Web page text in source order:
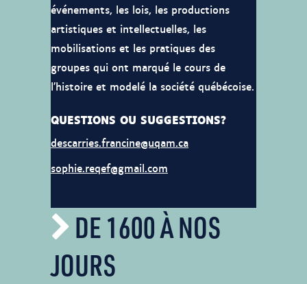
événements, les lois, les productions
artistiques et intellectuelles, les
mobilisations et les pratiques des
groupes qui ont marqué le cours de
l’histoire et modelé la société québécoise.
QUESTIONS OU SUGGESTIONS?
descarries.francine@uqam.ca
sophie.reqef@gmail.com
DE 1600 À NOS
JOURS